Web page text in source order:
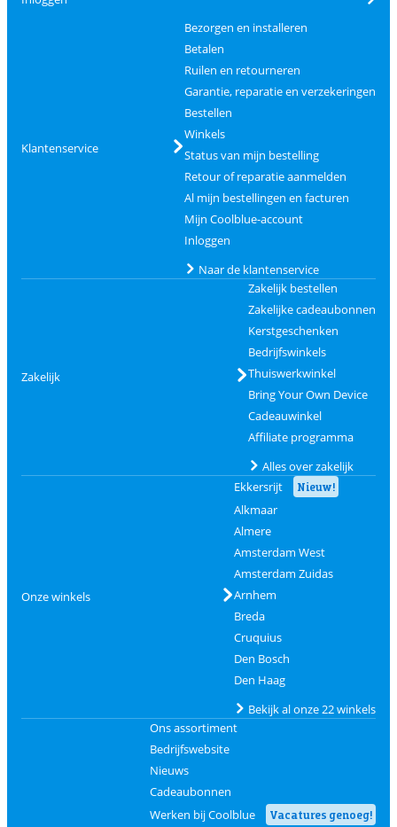
Klantenservice
Bezorgen en installeren
Betalen
Ruilen en retourneren
Garantie, reparatie en verzekeringen
Bestellen
Winkels
Status van mijn bestelling
Retour of reparatie aanmelden
Al mijn bestellingen en facturen
Mijn Coolblue-account
Inloggen
Naar de klantenservice
Zakelijk
Zakelijk bestellen
Zakelijke cadeaubonnen
Kerstgeschenken
Bedrijfswinkels
Thuiswerkwinkel
Bring Your Own Device
Cadeauwinkel
Affiliate programma
Alles over zakelijk
Onze winkels
Ekkersrijt Nieuw!
Alkmaar
Almere
Amsterdam West
Amsterdam Zuidas
Arnhem
Breda
Cruquius
Den Bosch
Den Haag
Bekijk al onze 22 winkels
Ons assortiment
Bedrijfswebsite
Nieuws
Cadeaubonnen
Werken bij Coolblue
Vacatures genoeg!